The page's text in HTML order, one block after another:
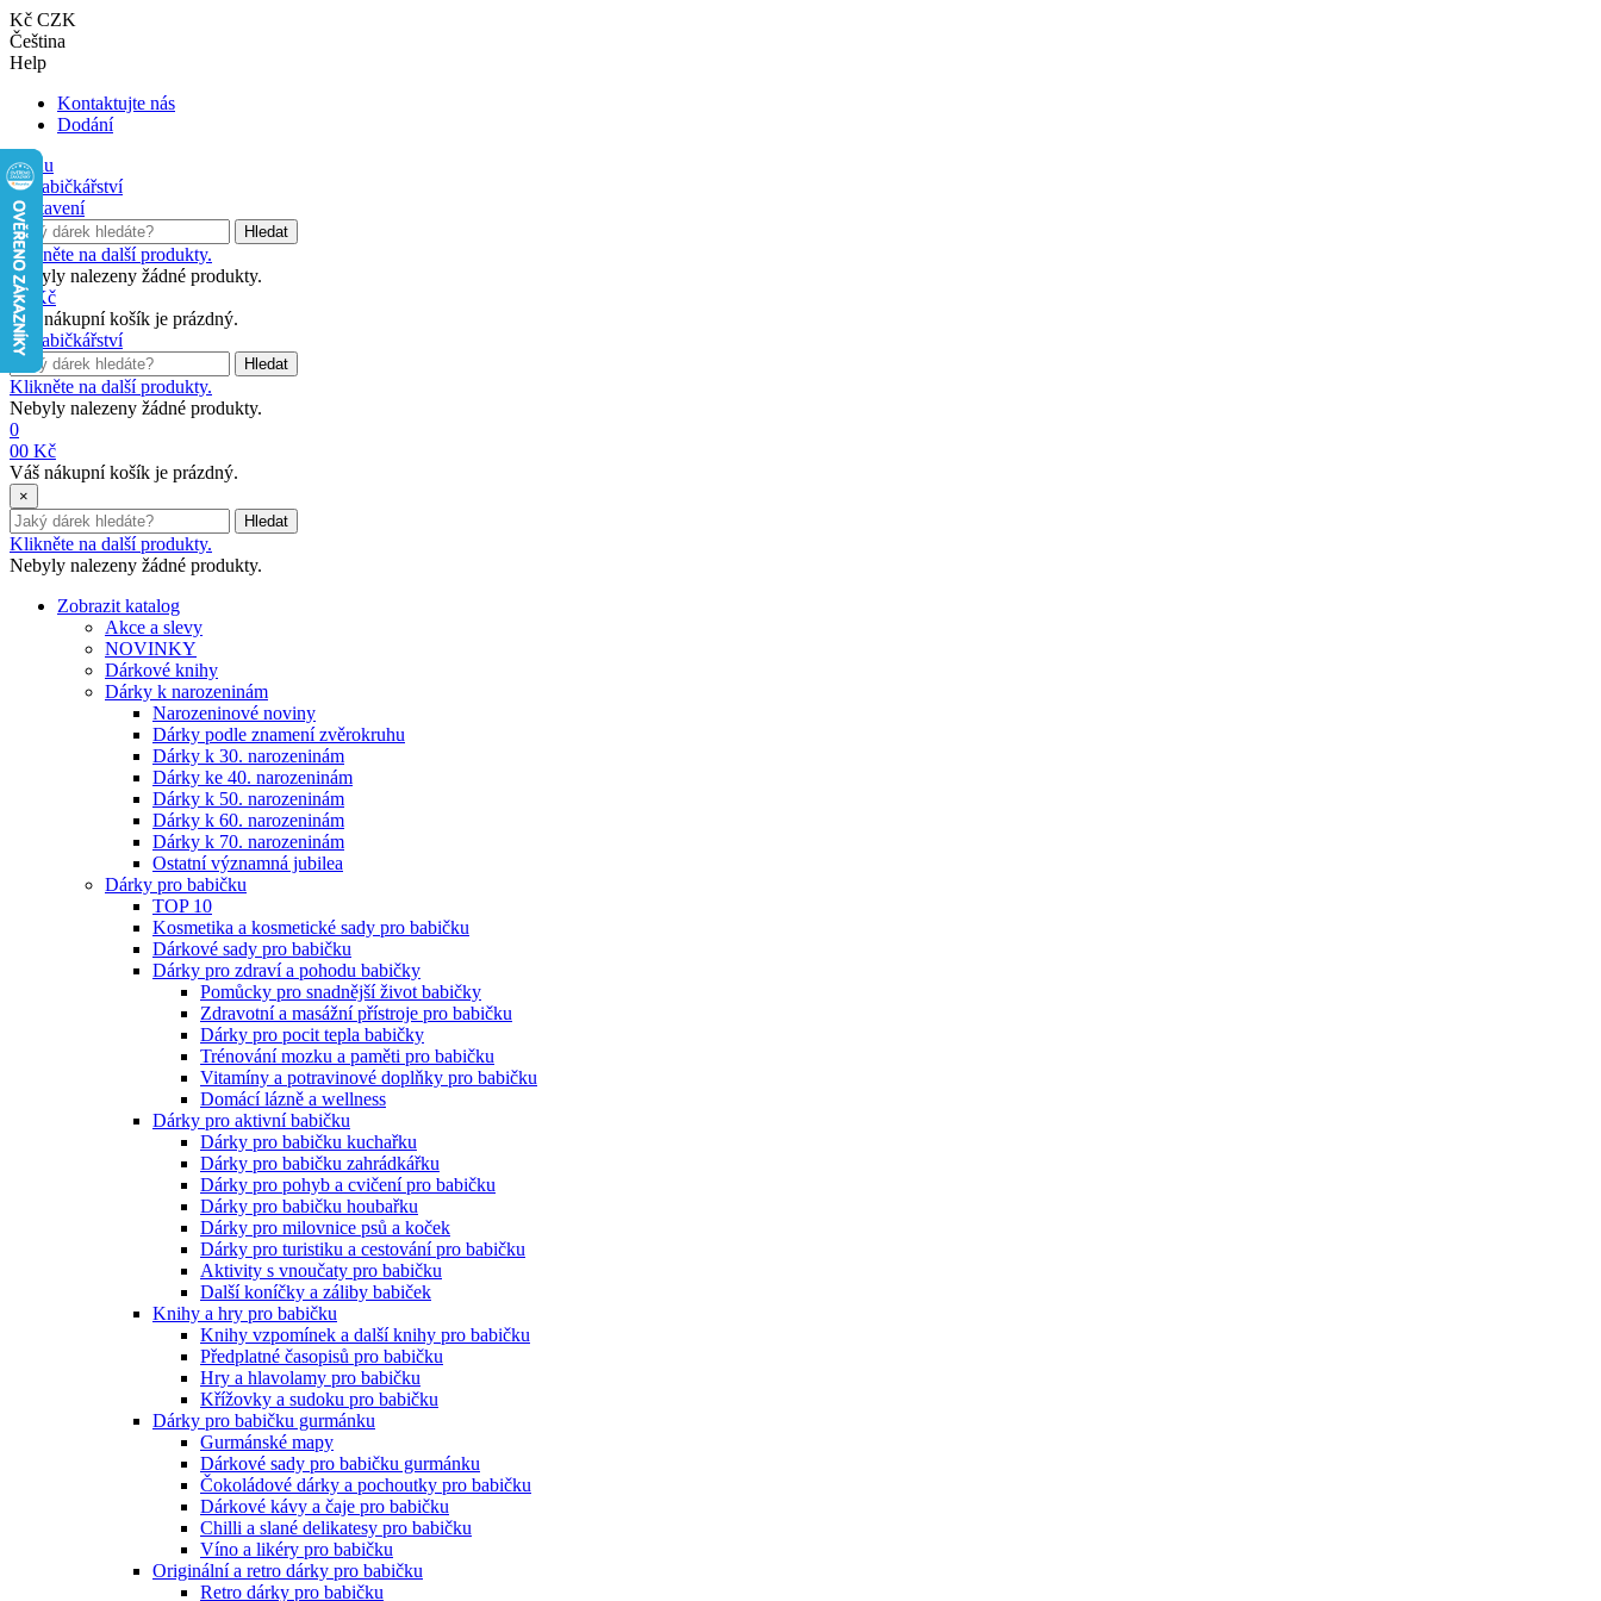
Kč CZK
Čeština
Help
Kontaktujte nás
Dodání
Menu
Nastavení
Hledat
Klikněte na další produkty.
Nebyly nalezeny žádné produkty.
00 Kč
Váš nákupní košík je prázdný.
Hledat
Klikněte na další produkty.
Nebyly nalezeny žádné produkty.
0
00 Kč
Váš nákupní košík je prázdný.
×
Hledat
Klikněte na další produkty.
Nebyly nalezeny žádné produkty.
Zobrazit katalog
Akce a slevy
NOVINKY
Dárkové knihy
Dárky k narozeninám
Narozeninové noviny
Dárky podle znamení zvěrokruhu
Dárky k 30. narozeninám
Dárky ke 40. narozeninám
Dárky k 50. narozeninám
Dárky k 60. narozeninám
Dárky k 70. narozeninám
Ostatní významná jubilea
Dárky pro babičku
TOP 10
Kosmetika a kosmetické sady pro babičku
Dárkové sady pro babičku
Dárky pro zdraví a pohodu babičky
Pomůcky pro snadnější život babičky
Zdravotní a masážní přístroje pro babičku
Dárky pro pocit tepla babičky
Trénování mozku a paměti pro babičku
Vitamíny a potravinové doplňky pro babičku
Domácí lázně a wellness
Dárky pro aktivní babičku
Dárky pro babičku kuchařku
Dárky pro babičku zahrádkářku
Dárky pro pohyb a cvičení pro babičku
Dárky pro babičku houbařku
Dárky pro milovnice psů a koček
Dárky pro turistiku a cestování pro babičku
Aktivity s vnoučaty pro babičku
Další koníčky a záliby babiček
Knihy a hry pro babičku
Knihy vzpomínek a další knihy pro babičku
Předplatné časopisů pro babičku
Hry a hlavolamy pro babičku
Křížovky a sudoku pro babičku
Dárky pro babičku gurmánku
Gurmánské mapy
Dárkové sady pro babičku gurmánku
Čokoládové dárky a pochoutky pro babičku
Dárkové kávy a čaje pro babičku
Chilli a slané delikatesy pro babičku
Víno a likéry pro babičku
Originální a retro dárky pro babičku
Retro dárky pro babičku